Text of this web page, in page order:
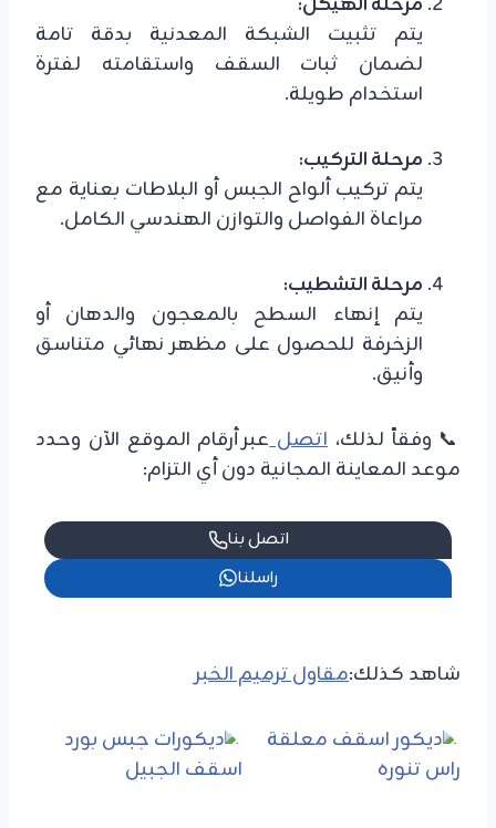
يتم تثبيت الشبكة المعدنية بدقة تامة
لضمان ثبات السقف واستقامته لفترة
استخدام طويلة.
مرحلة التركيب:
يتم تركيب ألواح الجبس أو البلاطات بعناية مع
مراعاة الفواصل والتوازن الهندسي الكامل.
مرحلة التشطيب:
يتم إنهاء السطح بالمعجون والدهان أو
الزخرفة للحصول على مظهر نهائي متناسق
وأنيق.
📞 وفقاً لذلك، اتصلعبر أرقام الموقع الآن وحدد
موعد المعاينة المجانية دون أي التزام:
اتصل بنا
راسلنا
شاهد كذلك:مقاول ترميم الخبر